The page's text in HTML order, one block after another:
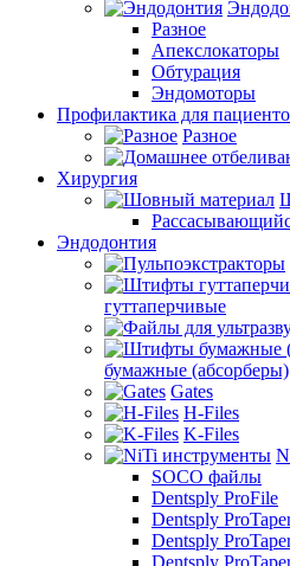
Разное
Апекслокаторы
Обтурация
Эндомоторы
Профилактика для
Разное
Хирургия
Эндодонтия
гуттаперчивые
бумажные (абсорберы)
Gates
H-Files
K-Files
SOCO файлы
Dentsply ProFile
Dentsply
Dentsply
Dentsply